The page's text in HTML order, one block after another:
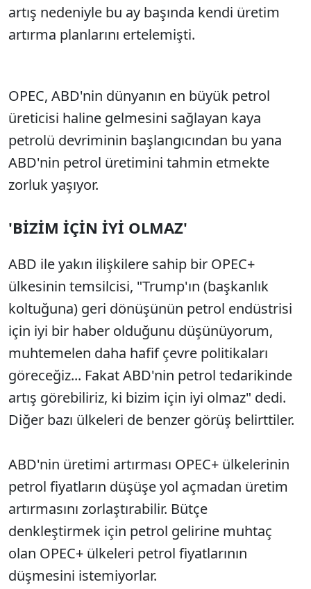
artış nedeniyle bu ay başında kendi üretim
artırma planlarını ertelemişti.
OPEC, ABD'nin dünyanın en büyük petrol
üreticisi haline gelmesini sağlayan kaya
petrolü devriminin başlangıcından bu yana
ABD'nin petrol üretimini tahmin etmekte
zorluk yaşıyor.
'BİZİM İÇİN İYİ OLMAZ'
ABD ile yakın ilişkilere sahip bir OPEC+
ülkesinin temsilcisi, "Trump'ın (başkanlık
koltuğuna) geri dönüşünün petrol endüstrisi
için iyi bir haber olduğunu düşünüyorum,
muhtemelen daha hafif çevre politikaları
göreceğiz... Fakat ABD'nin petrol tedarikinde
artış görebiliriz, ki bizim için iyi olmaz" dedi.
Diğer bazı ülkeleri de benzer görüş belirttiler.
ABD'nin üretimi artırması OPEC+ ülkelerinin
petrol fiyatların düşüşe yol açmadan üretim
artırmasını zorlaştırabilir. Bütçe
denkleştirmek için petrol gelirine muhtaç
olan OPEC+ ülkeleri petrol fiyatlarının
düşmesini istemiyorlar.